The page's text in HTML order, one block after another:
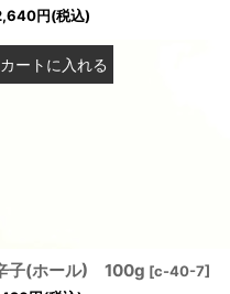
円(税込)
カートに入れる
子(ホール) 100g [c-40-7]